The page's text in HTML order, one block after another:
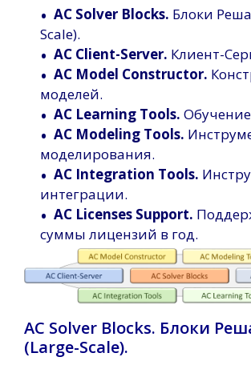
• AC Solver Blocks. Блоки
Scale).
• AC Client-Server. Клиент-
• AC Model Constructor.
моделей.
• AC Learning Tools.
• AC Modeling Tools.
моделирования.
• AC Integration Tools.
интеграции.
• AC Licenses Support.
суммы лицензий в год.
AC Solver Blocks. Блоки
(Large-Scale).